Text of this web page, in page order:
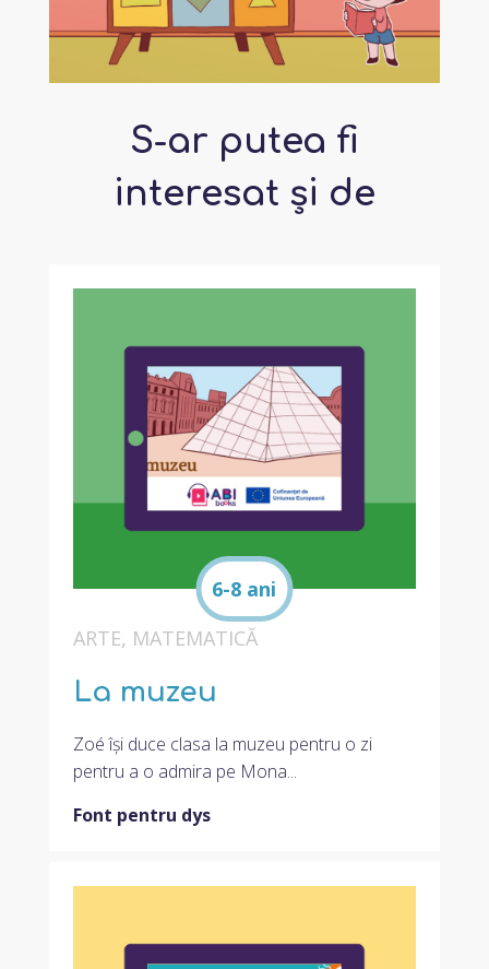
S-ar putea fi
interesat și de
6-8 ani
ARTE, MATEMATICĂ
La muzeu
Zoé își duce clasa la muzeu pentru o zi
pentru a o admira pe Mona...
Font pentru dys